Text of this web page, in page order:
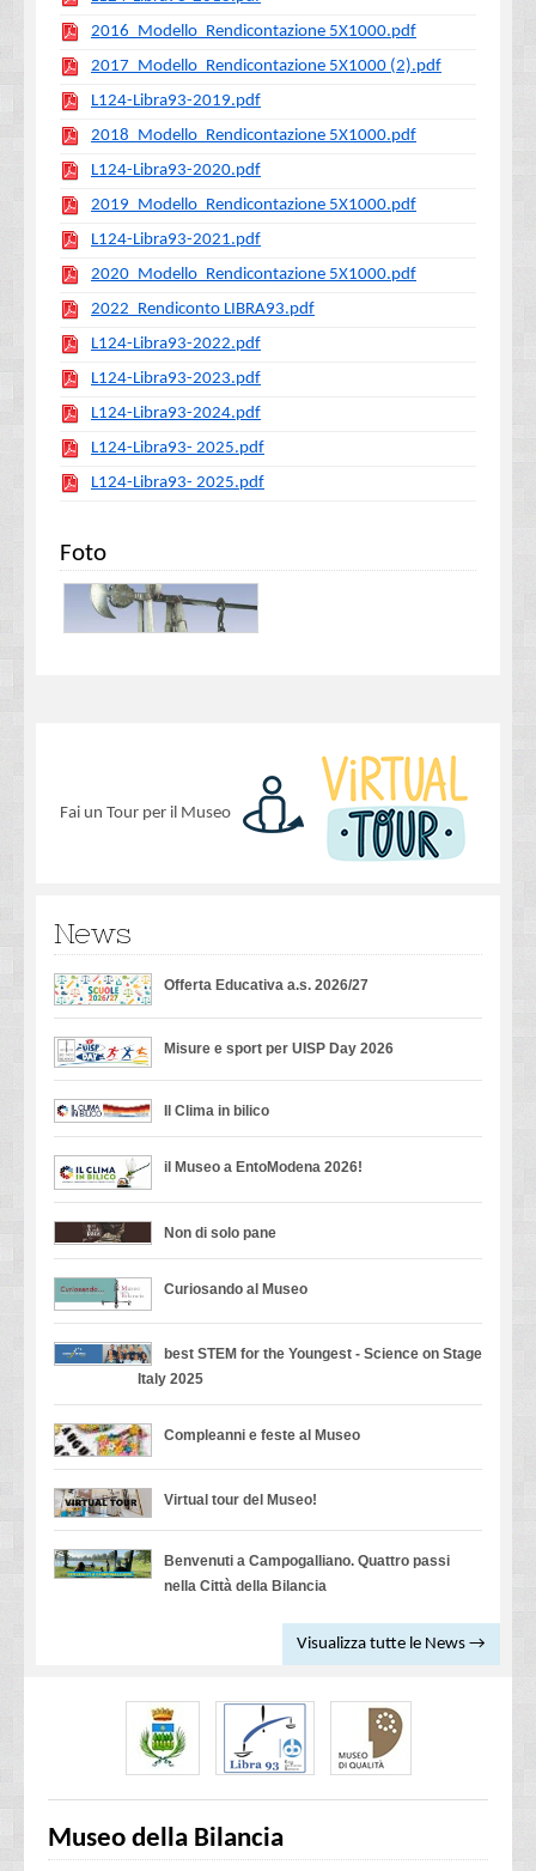
2016_Modello_Rendicontazione 5X1000.pdf
2017_Modello_Rendicontazione 5X1000 (2).pdf
L124-Libra93-2019.pdf
2018_Modello_Rendicontazione 5X1000.pdf
L124-Libra93-2020.pdf
2019_Modello_Rendicontazione 5X1000.pdf
L124-Libra93-2021.pdf
2020_Modello_Rendicontazione 5X1000.pdf
2022_Rendiconto LIBRA93.pdf
L124-Libra93-2022.pdf
L124-Libra93-2023.pdf
L124-Libra93-2024.pdf
L124-Libra93- 2025.pdf
L124-Libra93- 2025.pdf
Foto
Fai un Tour per il Museo
News
Offerta Educativa a.s. 2026/27
Misure e sport per UISP Day 2026
Il Clima in bilico
il Museo a EntoModena 2026!
Non di solo pane
Curiosando al Museo
best STEM for the Youngest - Science on Stage
Italy 2025
Compleanni e feste al Museo
Virtual tour del Museo!
Benvenuti a Campogalliano. Quattro passi
nella Città della Bilancia
Visualizza tutte le News →
Museo della Bilancia